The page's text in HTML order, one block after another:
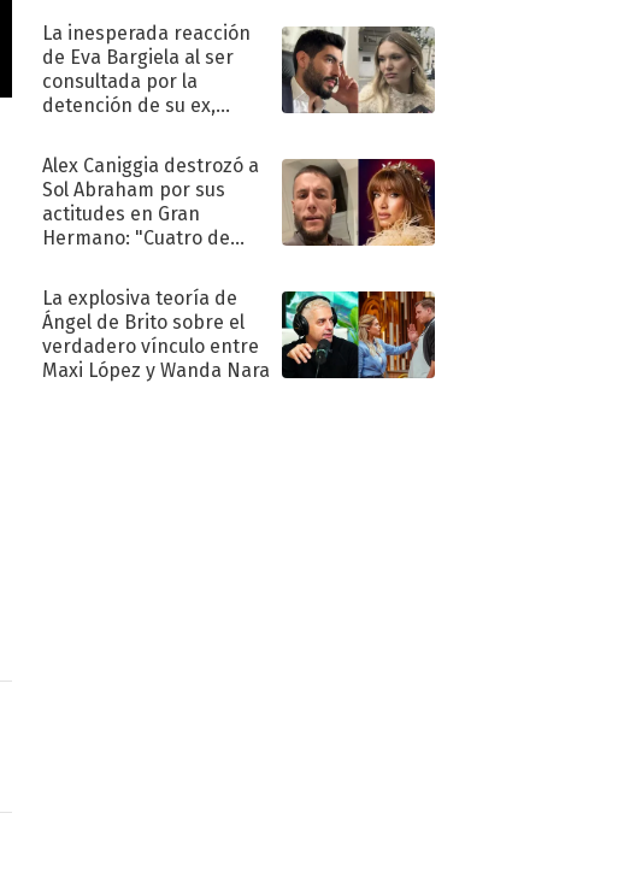
La inesperada reacción
de Eva Bargiela al ser
consultada por la
detención de su ex,
Alex Caniggia destrozó a
Sol Abraham por sus
actitudes en Gran
Hermano: "Cuatro de
La explosiva teoría de
Ángel de Brito sobre el
verdadero vínculo entre
Maxi López y Wanda Nara